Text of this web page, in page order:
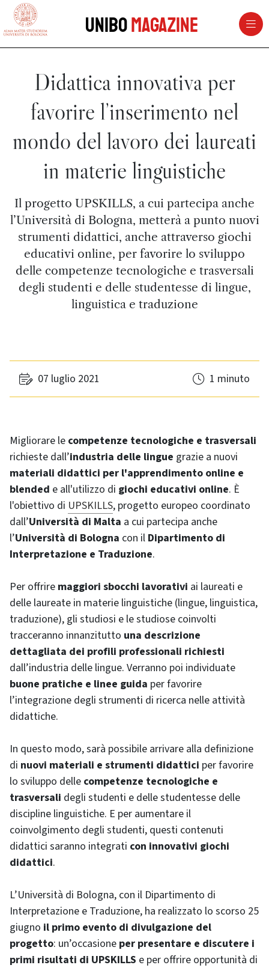
vai al contenuto della pagina
UniboMagazine
Didattica innovativa per
favorire l’inserimento nel
mondo del lavoro dei laureati
in materie linguistiche
Il progetto UPSKILLS, a cui partecipa anche
l’Università di Bologna, metterà a punto nuovi
strumenti didattici, anche attraverso giochi
educativi online, per favorire lo sviluppo
delle competenze tecnologiche e trasversali
degli studenti e delle studentesse di lingue,
linguistica e traduzione
07 luglio 2021 1 minuto
Migliorare le competenze tecnologiche e trasversali
richieste dall’industria delle lingue grazie a nuovi
materiali didattici per l'apprendimento online e
blended e all'utilizzo di giochi educativi online. È
l'obiettivo di UPSKILLS, progetto europeo coordinato
dall’Università di Malta a cui partecipa anche
l’Università di Bologna con il Dipartimento di
Interpretazione e Traduzione.
Per offrire maggiori sbocchi lavorativi ai laureati e
delle laureate in materie linguistiche (lingue, linguistica,
traduzione), gli studiosi e le studiose coinvolti
tracceranno innanzitutto una descrizione
dettagliata dei profili professionali richiesti
dall’industria delle lingue. Verranno poi individuate
buone pratiche e linee guida per favorire
l’integrazione degli strumenti di ricerca nelle attività
didattiche.
In questo modo, sarà possibile arrivare alla definizione
di nuovi materiali e strumenti didattici per favorire
lo sviluppo delle competenze tecnologiche e
trasversali degli studenti e delle studentesse delle
discipline linguistiche. E per aumentare il
coinvolgimento degli studenti, questi contenuti
didattici saranno integrati con innovativi giochi
didattici.
L’Università di Bologna, con il Dipartimento di
Interpretazione e Traduzione, ha realizzato lo scorso 25
giugno il primo evento di divulgazione del
progetto: un’occasione per presentare e discutere i
primi risultati di UPSKILLS e per offrire opportunità di